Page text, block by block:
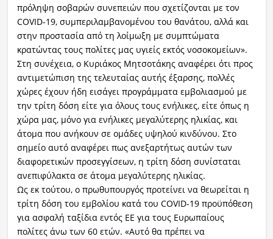
πρόληψη σοβαρών συνεπειών που σχετίζονται με τον
COVID-19, συμπεριλαμβανομένου του θανάτου, αλλά και
στην προστασία από τη λοίμωξη με συμπτώματα
κρατώντας τους πολίτες μας υγιείς εκτός νοσοκομείων».
Στη συνέχεια, ο Κυριάκος Μητσοτάκης αναφέρει ότι προς
αντιμετώπιση της τελευταίας αυτής έξαρσης, πολλές
χώρες έχουν ήδη εισάγει προγράμματα εμβολιασμού με
την τρίτη δόση είτε για όλους τους ενήλικες, είτε όπως η
χώρα μας, μόνο για ενήλικες μεγαλύτερης ηλικίας, και
άτομα που ανήκουν σε ομάδες υψηλού κινδύνου. Στο
σημείο αυτό αναφέρει πως ανεξαρτήτως αυτών των
διαφορετικών προσεγγίσεων, η τρίτη δόση συνίσταται
ανεπιφύλακτα σε άτομα μεγαλύτερης ηλικίας.
Ως εκ τούτου, ο πρωθυπουργός προτείνει να θεωρείται η
τρίτη δόση του εμβολίου κατά του COVID-19 προϋπόθεση
για ασφαλή ταξίδια εντός ΕΕ για τους Ευρωπαίους
πολίτες άνω των 60 ετών. «Αυτό θα πρέπει να